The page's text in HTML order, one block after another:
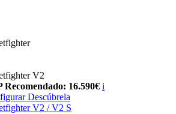
V2
Recomendado: 16.590€ i
Descúbrela
V2 / V2 S